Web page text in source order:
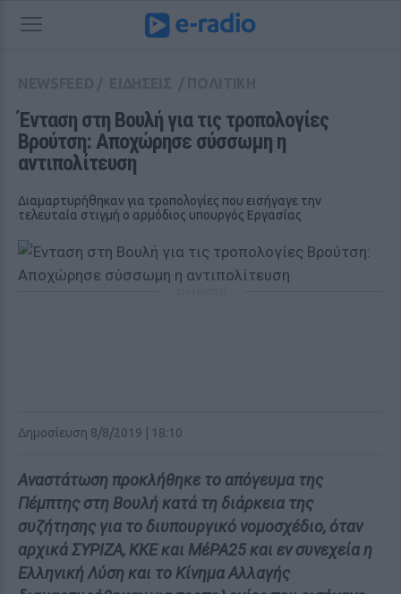
Ένταση στη Βουλή για τις τροπολογίες
Βρούτση: Αποχώρησε σύσσωμη η
αντιπολίτευση
Διαμαρτυρήθηκαν για τροπολογίες που εισήγαγε την
τελευταία στιγμή ο αρμόδιος υπουργός Εργασίας
Δημοσίευση 8/8/2019 | 18:10
Αναστάτωση προκλήθηκε το απόγευμα της
Πέμπτης στη Βουλή κατά τη διάρκεια της
συζήτησης για το διυπουργικό νομοσχέδιο, όταν
αρχικά ΣΥΡΙΖΑ, ΚΚΕ και ΜέΡΑ25 και εν συνεχεία η
Ελληνική Λύση και το Κίνημα Αλλαγής